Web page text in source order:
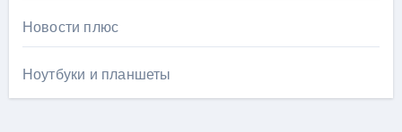
Новости плюс
Ноутбуки и планшеты